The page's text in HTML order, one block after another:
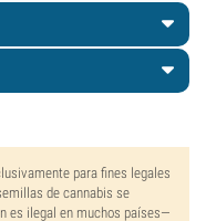
para fines legales
de cannabis se
es ilegal en muchos países—